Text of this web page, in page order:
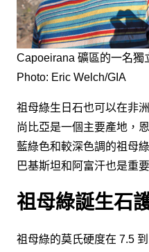
Capoeirana 礦區的一名獨
Photo: Eric Welch/GIA
祖母綠生日石也可以在非
尚比亞是一個主要產地，
藍綠色和較深色調的祖母
巴基斯坦和阿富汗也是重
祖母綠誕生石
祖母綠的莫氏硬度在 7.5 到